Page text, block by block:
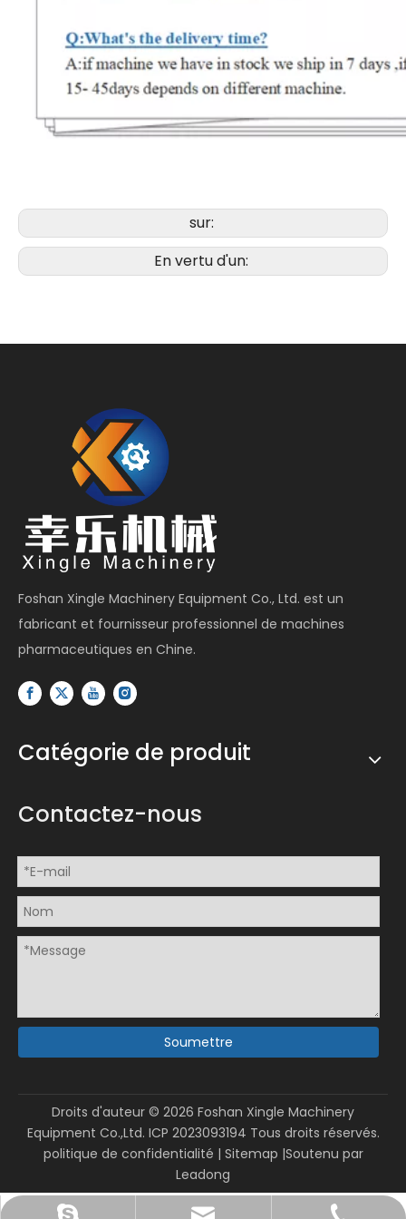
sur:
En vertu d'un:
Foshan Xingle Machinery Equipment Co., Ltd. est un
fabricant et fournisseur professionnel de machines
pharmaceutiques en Chine.
Catégorie de produit
Contactez-nous
Soumettre
Droits d'auteur © 2026 Foshan Xingle Machinery
Equipment Co.,Ltd. ICP 2023093194 Tous droits réservés.
politique de confidentialité | Sitemap |Soutenu par
Leadong